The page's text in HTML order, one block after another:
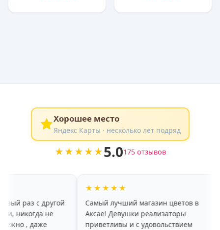
Хорошее место
Яндекс Карты · несколько лет подряд
★★★★★5.0175 отзывов
не
Самый лучший магазин цветов в
Аксае! Девушки реализаторы
приветливы и с удовольствием
радует,